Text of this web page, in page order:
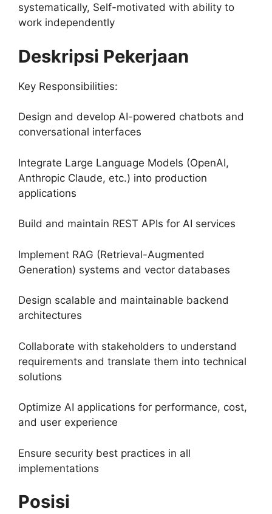
systematically, Self-motivated with ability to
work independently
Deskripsi Pekerjaan
Key Responsibilities:
Design and develop AI-powered chatbots and
conversational interfaces
Integrate Large Language Models (OpenAI,
Anthropic Claude, etc.) into production
applications
Build and maintain REST APIs for AI services
Implement RAG (Retrieval-Augmented
Generation) systems and vector databases
Design scalable and maintainable backend
architectures
Collaborate with stakeholders to understand
requirements and translate them into technical
solutions
Optimize AI applications for performance, cost,
and user experience
Ensure security best practices in all
implementations
Posisi